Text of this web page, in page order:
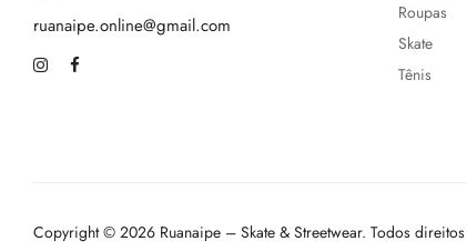
ruanaipe.online@gmail.com
Roupas
Skate
Tênis
Copyright © 2026 Ruanaipe – Skate & Streetwear. Todos